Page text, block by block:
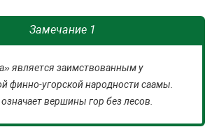
Замечание 1
является заимствованным у
финно-угорской народности саамы.
вершины гор без лесов.